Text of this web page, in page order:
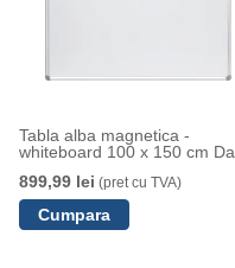
Tabla alba magnetica -
whiteboard 100 x 150 cm
899,99 lei (pret cu TVA)